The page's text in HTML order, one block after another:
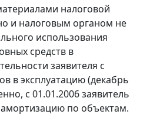
налоговой
и налоговым органом не
использования
средств в
заявителя с
в эксплуатацию (декабрь
с 01.01.2006 заявитель
по объектам.